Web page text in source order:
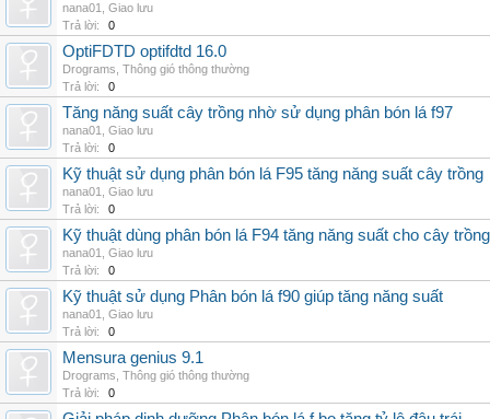
nana01
Giao lưu
Trả lời:
0
OptiFDTD optifdtd 16.0
Drograms Thông gió thông thường
Trả lời:
0
Tăng năng suất cây trồng nhờ sử dụng phân bón lá f97
nana01
Giao lưu
Trả lời:
0
Kỹ thuật sử dụng phân bón lá F95 tăng năng suất cây trồng
nana01
Giao lưu
Trả lời:
0
Kỹ thuật dùng phân bón lá F94 tăng năng suất cho cây trồng
nana01
Giao lưu
Trả lời:
0
Kỹ thuật sử dụng Phân bón lá f90 giúp tăng năng suất
nana01
Giao lưu
Trả lời:
0
Mensura genius 9.1
Drograms Thông gió thông thường
Trả lời:
0